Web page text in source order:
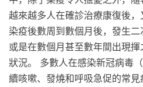
越來越多人在確診治療康復後
染疫後數周到數個月後，發生二
或是在數個月甚至數年間出現
狀況。 多數人在感染新冠病毒
續咳嗽、發燒和呼吸急促的常